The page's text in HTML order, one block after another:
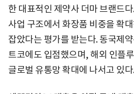
한 대표적인 제약사 더마 브랜드
사업 구조에서 화장품 비중을 확
잡았다는 평가를 받는다. 동국제
트코에도 입점했으며, 해외 인플
글로벌 유통망 확대에 나서고 있